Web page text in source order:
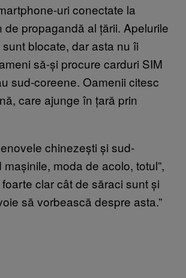
uri conectate la
de propagandă al țării. Apelurile
blocate, dar asta nu îi
să-și procure carduri SIM
sud-coreene. Oamenii citesc
care ajunge în țară prin
chinezești și sud-
moda de acolo, totul”,
foarte clar cât de săraci sunt și
să vorbească despre asta.”